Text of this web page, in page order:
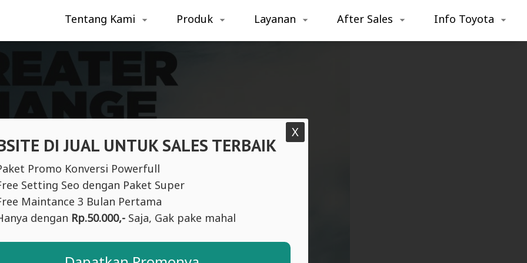
DI JUAL UNTUK SALES TERBAIK
Promo Konversi Powerfull
Setting Seo dengan Paket Super
Maintance 3 Bulan Pertama
dengan Rp.50.000,-Saja, Gak pake mahal
X
Tentang Kami Produk Layanan After Sales Info Toyota